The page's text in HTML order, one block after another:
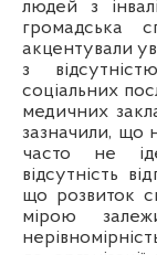
людей з
громадська
акцентували
з
соціальних
медичних
зазначили, що
часто не
відсутність
що розвиток
мірою